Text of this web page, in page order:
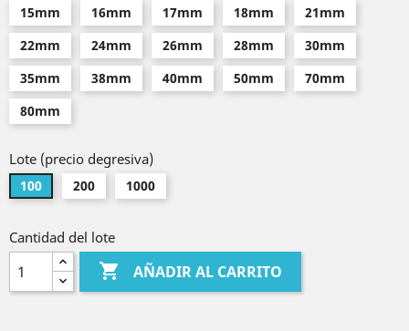
15mm
16mm 17mm 18mm
21mm
22mm
24mm 26mm 28mm
30mm
35mm
38mm 40mm 50mm
70mm
80mm
Lote (precio degresiva)
100 200 1000
Cantidad del lote
 AÑADIR AL CARRITO